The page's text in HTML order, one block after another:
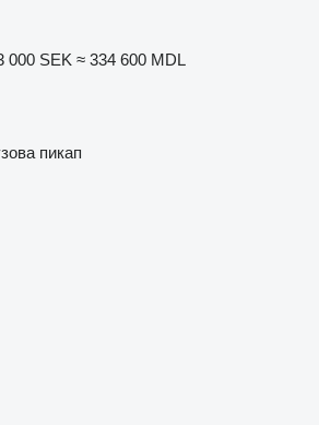
000 SEK ≈ 334 600 MDL
пикап